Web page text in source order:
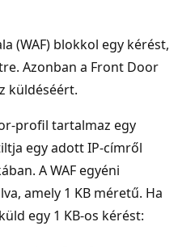
(WAF) blokkol egy kérést,
Azonban a Front Door
küldéséért.
profil tartalmaz egy
egy adott IP-címről
A WAF egyéni
amely 1 KB méretű. Ha
egy 1 KB-os kérést: